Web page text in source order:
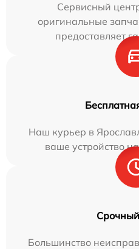
Сервисный
оригинальные
предоставляет
Наш курьер в
ваше устройство
Большинство